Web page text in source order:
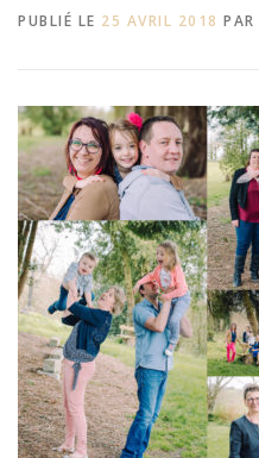
PUBLIÉ LE 25 AVRIL 2018 PAR